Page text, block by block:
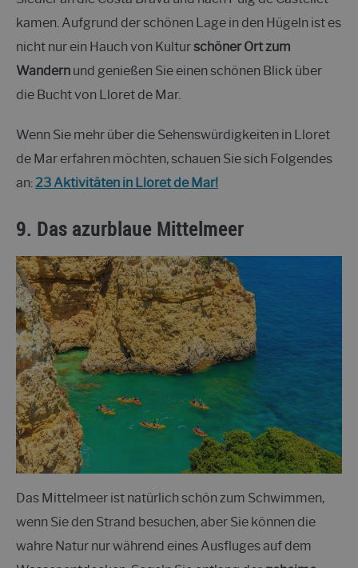
kamen. Aufgrund der schönen Lage in den Hügeln ist es
nicht nur ein Hauch von Kulturschöner Ort zum
Wandern und genießen Sie einen schönen Blick über
die Bucht von Lloret de Mar.
Wenn Sie mehr über die Sehenswürdigkeiten in Lloret
de Mar erfahren möchten, schauen Sie sich Folgendes
an: 23 Aktivitäten in Lloret de Mar!
9. Das azurblaue Mittelmeer
Das Mittelmeer ist natürlich schön zum Schwimmen,
wenn Sie den Strand besuchen, aber Sie können die
wahre Natur nur während eines Ausfluges auf dem